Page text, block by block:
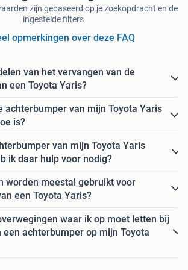
zijn gebaseerd op je zoekopdracht en de
ingestelde filters
opmerkingen over deze FAQ
van het vervangen van de
een Toyota Yaris?
achterbumper van mijn Toyota Yaris
is?
van mijn Toyota Yaris
ik daar hulp voor nodig?
worden meestal gebruikt voor
een Toyota Yaris?
waar ik op moet letten bij
achterbumper op mijn Toyota